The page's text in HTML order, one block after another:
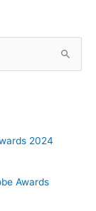
2024
Awards